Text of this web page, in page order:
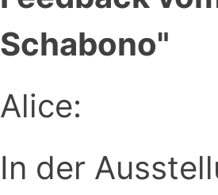
Schabono"
Alice:
In der